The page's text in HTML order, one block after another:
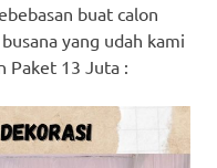
buat calon
yang udah kami
Paket 13 Juta :